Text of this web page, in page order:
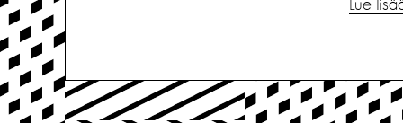
Lue